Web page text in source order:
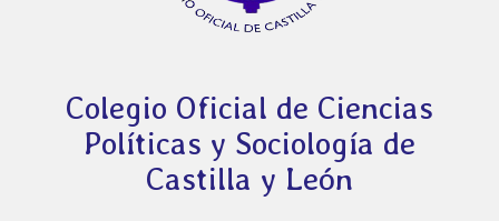
Colegio Oficial de Ciencias
Políticas y Sociología de
Castilla y León